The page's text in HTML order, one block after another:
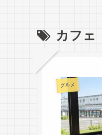
カフェ
グルメ